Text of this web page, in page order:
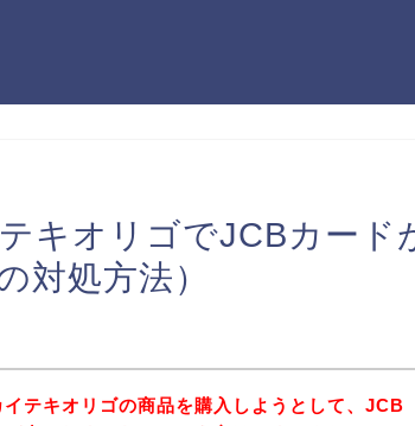
キオリゴでJCBカード
対処方法）
イテキオリゴの商品を購入しようとして、JCB